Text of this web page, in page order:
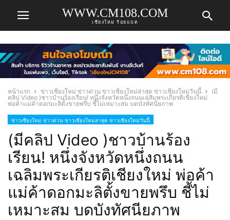
WWW.CM108.COM
เชียงใหม่ ร้อยแปด
หน้าแรก ข่าวเชียงใหม่ ข่าวด่วน ข่าวเชียงใหม่ล่าสุด ข่าวเชียงใหม่วันนี้
(มี
คลิป Video )ชาวบ้านร้องเรียน! หนึ่งจังหวัดหนึ่งถนนเฉลิมพระเกียรติเชียงใหม่
พ่อค้าแม่ค้าดอกมะลิตั้งขายพรึบ ชี้ไม่เหมาะสม บดบังทัศนียภาพ
ข่าวเชียงใหม่ ข่าวด่วน ข่าวเชียงใหม่ล่าสุด ข่าวเชียงใหม่วันนี้
(มีคลิป Video )ชาวบ้านร้อง
เรียน! หนึ่งจังหวัดหนึ่งถนน
เฉลิมพระเกียรติเชียงใหม่ พ่อค้า
แม่ค้าดอกมะลิตั้งขายพรึบ ชี้ไม่
เหมาะสม บดบังทัศนียภาพ